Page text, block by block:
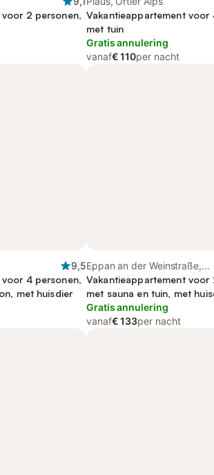
2 personen, Vakantieappartement voor
met tuin
Gratis annulering
vanaf€ 110per nacht
9,5
4 personen,
met huisdier
Eppan an der Weinstraße,
Nonsberggruppe
Vakantieappartement voor
met sauna en tuin, met
Gratis annulering
vanaf€ 133per nacht